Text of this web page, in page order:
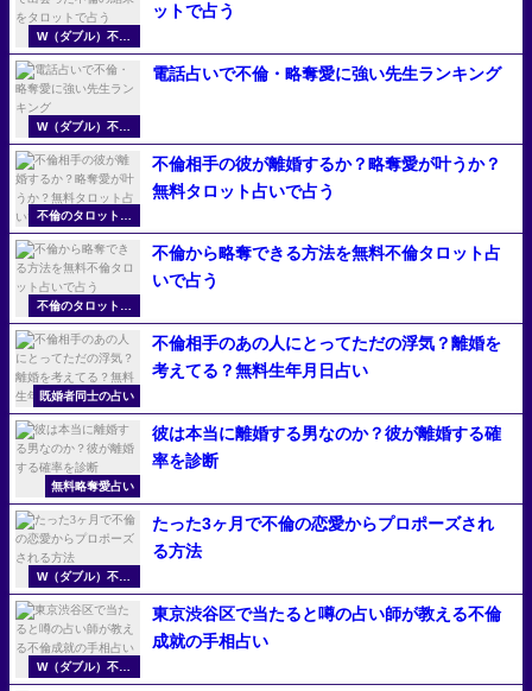
W（ダブル）不倫
の無料占い
ットで占う
W（ダブル）不倫
の無料占い
電話占いで不倫・略奪愛に強い先生ランキング
不倫のタロット占
い
不倫相手の彼が離婚するか？略奪愛が叶うか？
無料タロット占いで占う
不倫のタロット占
い
不倫から略奪できる方法を無料不倫タロット占
いで占う
既婚者同士の占い
不倫相手のあの人にとってただの浮気？離婚を
考えてる？無料生年月日占い
無料略奪愛占い
彼は本当に離婚する男なのか？彼が離婚する確
率を診断
W（ダブル）不倫
の無料占い
たった3ヶ月で不倫の恋愛からプロポーズされ
る方法
W（ダブル）不倫
の無料占い
東京渋谷区で当たると噂の占い師が教える不倫
成就の手相占い